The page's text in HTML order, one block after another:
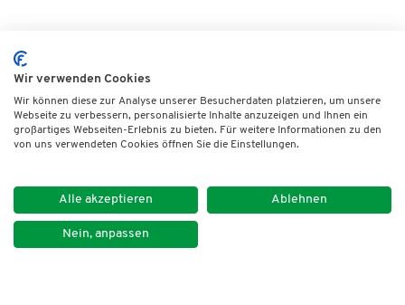
Wir verwenden Cookies
Wir können diese zur Analyse unserer Besucherdaten platzieren, um unsere
Webseite zu verbessern, personalisierte Inhalte anzuzeigen und Ihnen ein
großartiges Webseiten-Erlebnis zu bieten. Für weitere Informationen zu den
von uns verwendeten Cookies öffnen Sie die Einstellungen.
Alle akzeptieren Ablehnen
Nein, anpassen